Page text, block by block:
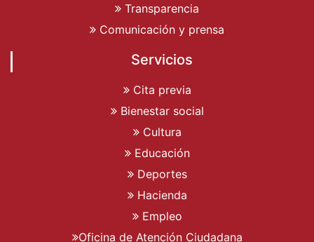
Transparencia
Comunicación y prensa
Servicios
Cita previa
Bienestar social
Cultura
Educación
Deportes
Hacienda
Empleo
Oficina de Atención Ciudadana